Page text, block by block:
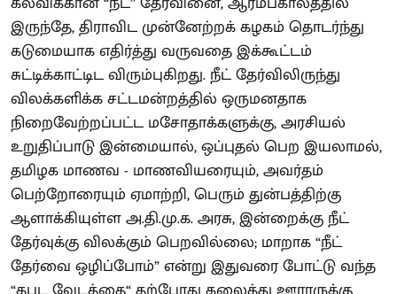
இருந்தே, திராவிட முன்னேற்றக் கழகம் தொடர்ந்து
கடுமையாக எதிர்த்து வருவதை இக்கூட்டம்
சுட்டிக்காட்டிட விரும்புகிறது. நீட் தேர்விலிருந்து
விலக்களிக்க சட்டமன்றத்தில் ஒருமனதாக
நிறைவேற்றப்பட்ட மசோதாக்களுக்கு, அரசியல்
உறுதிப்பாடு இன்மையால், ஒப்புதல் பெற இயலாமல்,
தமிழக மாணவ - மாணவியரையும், அவர்தம்
பெற்றோரையும் ஏமாற்றி, பெரும் துன்பத்திற்கு
ஆளாக்கியுள்ள அ.தி.மு.க. அரசு, இன்றைக்கு நீட்
தேர்வுக்கு விலக்கும் பெறவில்லை; மாறாக “நீட்
தேர்வை ஒழிப்போம்” என்று இதுவரை போட்டு வந்த